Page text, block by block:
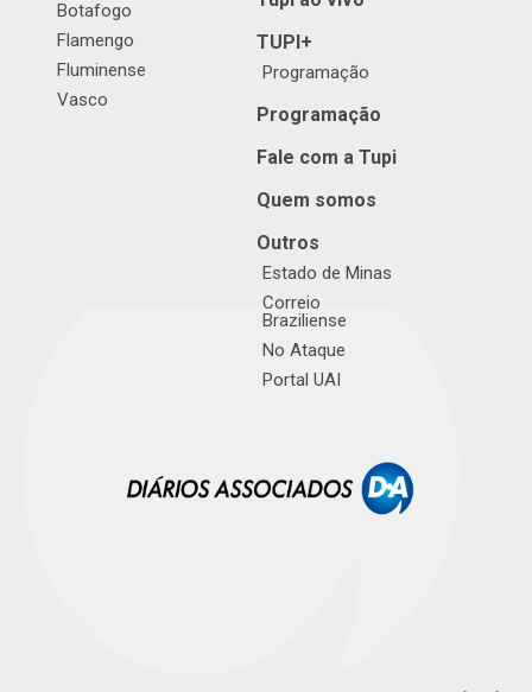
Botafogo
Flamengo
Fluminense
Vasco
TUPI+
Programação
Programação
Fale com a Tupi
Quem somos
Outros
Estado de Minas
Correio
Braziliense
No Ataque
Portal UAI